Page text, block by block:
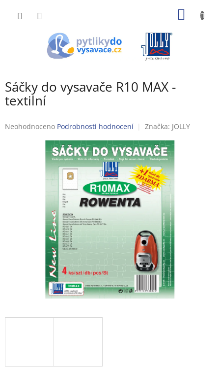
Sáčky do vysavače R10 MAX -
textilní
Průměrné
Neohodnoceno Podrobnosti hodnocení Značka: JOLLY